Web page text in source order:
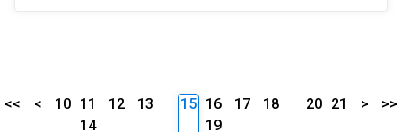
<< < 10 11 12
13
14
15 16 17
18
19
20 21 > >>